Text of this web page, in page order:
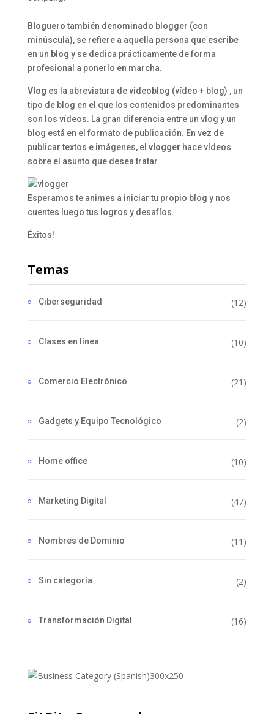
Bloguerotambién denominado blogger (con
minúscula), se refiere a aquella persona que escribe
en un blog y se dedica prácticamente de forma
profesional a ponerlo en marcha.
Vlog es la abreviatura de videoblog (vídeo + blog) , un
tipo de blog en el que los contenidos predominantes
son los vídeos. La gran diferencia entre un vlog y un
blog está en el formato de publicación. En vez de
publicar textos e imágenes, el vlogger hace vídeos
sobre el asunto que desea tratar.
Esperamos te animes a iniciar tu propio blog y nos
cuentes luego tus logros y desafíos.
Éxitos!
Temas
Ciberseguridad (12)
Clases en línea (10)
Comercio Electrónico (21)
Gadgets y Equipo Tecnológico (2)
Home office (10)
Marketing Digital (47)
Nombres de Dominio (11)
Sin categoría (2)
Transformación Digital (16)